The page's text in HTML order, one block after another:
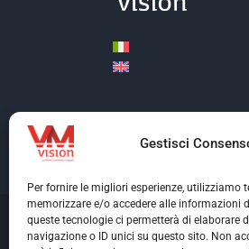
Gestisci
Per fornire le migliori esperienze, utilizziamo
memorizzare e/o accedere alle informazioni
queste tecnologie ci permetterà di elaborare
navigazione o ID unici su questo sito. Non